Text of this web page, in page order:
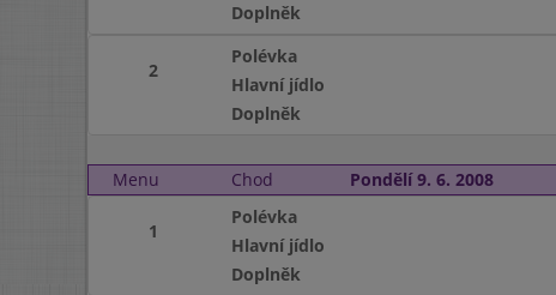
Doplněk
2
Polévka
Hlavní jídlo
Doplněk
Menu
Chod Pondělí 9. 6. 2008
1
Polévka
Hlavní jídlo
Doplněk